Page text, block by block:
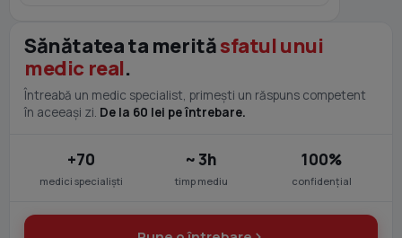
Sănătatea ta merităsfatul unui
medic real.
Întreabă un medic specialist, primești un răspuns competent
în aceeași zi. De la 60 lei pe întrebare.
+70
medici specialiști
~ 3h
timp mediu
100%
confidențial